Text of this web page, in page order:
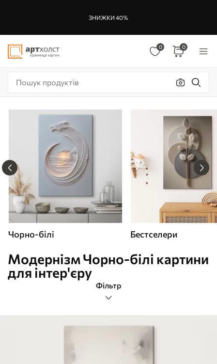
ЗНИЖКИ 40%
0 0
Чорно-білі Бестселери
Модернізм Чорно-білі картини
для інтер'єру
Фільтр
модернізм
Картини Чорно-білі